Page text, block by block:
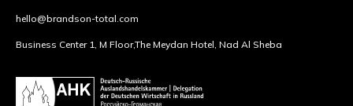
hello@brandson-total.com
Business Center 1, M Floor,The Meydan Hotel, Nad Al Sheba